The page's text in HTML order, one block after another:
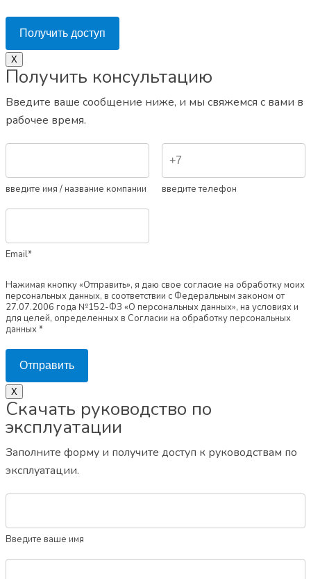
Получить доступ
Х
Получить консультацию
Введите ваше сообщение ниже, и мы свяжемся с вами в
рабочее время.
введите имя / название компании введите телефон
Email*
Нажимая кнопку «Отправить», я даю свое согласие на обработку моих
персональных данных, в соответствии с Федеральным законом от
27.07.2006 года №152-ФЗ «О персональных данных», на условиях и
для целей, определенных в Согласии на обработку персональных
данных *
Отправить
X
Скачать руководство по
эксплуатации
Заполните форму и получите доступ к руководствам по
эксплуатации.
Введите ваше имя